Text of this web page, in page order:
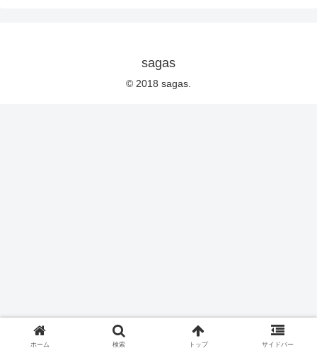
sagas
© 2018 sagas.
ホーム 検索 トップ サイドバー